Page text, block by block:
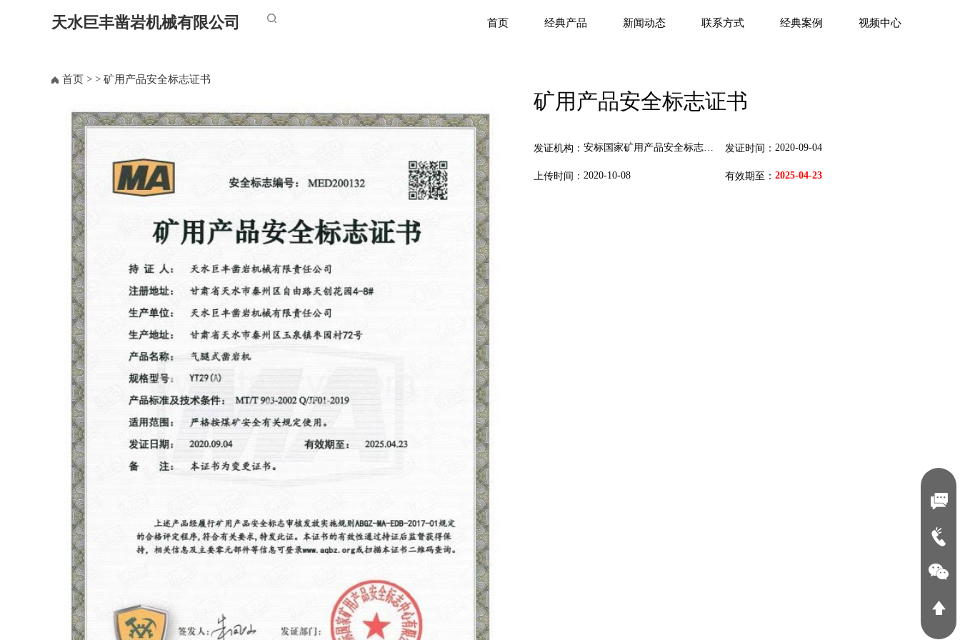
天水巨丰凿岩机械有限公司 首页 经典产品 新闻动态 联系方式 经典案例 视频中心
首页 > > 矿用产品安全标志证书
矿用产品安全标志证书
发证机构： 安标国家矿用产品安全标志中心有限公司 发证时间： 2020-09-04
上传时间： 2020-10-08 有效期至： 2025-04-23